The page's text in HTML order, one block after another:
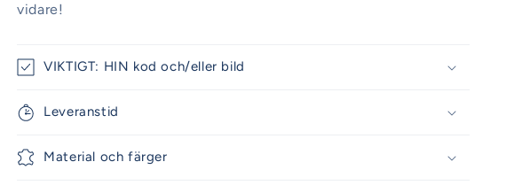
vidare!
VIKTIGT: HIN kod och/eller bild
Leveranstid
Material och färger